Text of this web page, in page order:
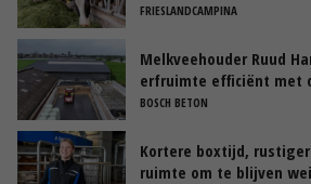
FRIESLANDCAMPINA
Melkveehouder Ruud
erfruimte efficiënt met
BOSCH BETON
Kortere boxtijd,
ruimte om te blijven